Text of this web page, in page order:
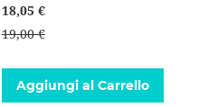
18,05 €
19,00 €
Aggiungi al Carrello